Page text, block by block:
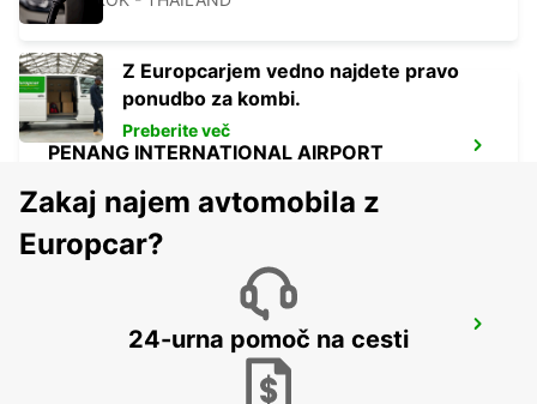
PENANG INTERNATIONAL AIRPORT
BANGKOK DON MUEANG AIRPORT
Z Europcarjem vedno najdete pravo
ponudbo za kombi.
Preberite več
Zakaj najem avtomobila z
Europcar?
24-urna pomoč na cesti